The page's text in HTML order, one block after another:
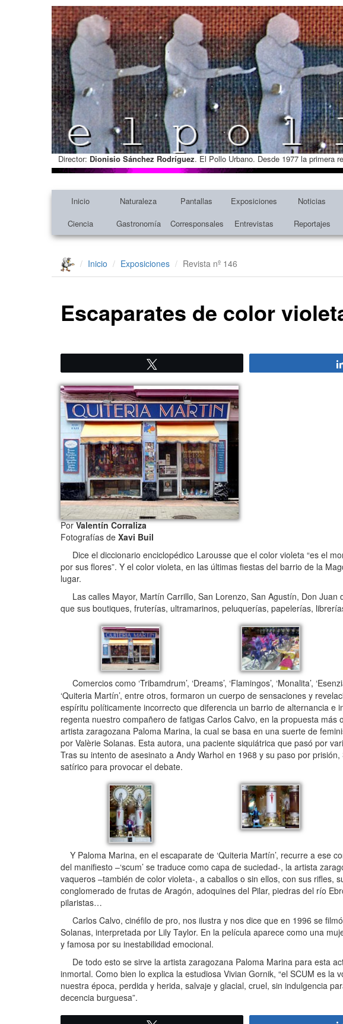
Director: Dionisio Sánchez Rodríguez. El Pollo Urbano. Desde 1977 la primera
Inicio Naturaleza Pantallas Exposiciones Noticias
Ciencia
Gastronomía Corresponsales Entrevistas Reportajes
Inicio Exposiciones Revista nº 146
Escaparates de color
PorValentín Corraliza
Fotografías de Xavi Buil
Dice el diccionario enciclopédico Larousse que el color violeta “es el
por sus flores”. Y el color violeta, en las últimas fiestas del barrio de la
lugar.
Las calles Mayor, Martín Carrillo, San Lorenzo, San Agustín, Don
que sus boutiques, fruterías, ultramarinos, peluquerías, papelerías,
Comercios como ‘Tribamdrum’, ‘Dreams’, ‘Flamingos’, ‘Monalita’,
‘Quiteria Martín’, entre otros, formaron un cuerpo de sensaciones y
espíritu políticamente incorrecto que diferencia un barrio de alternancia
regenta nuestro compañero de fatigas Carlos Calvo, en la propuesta
artista zaragozana Paloma Marina, la cual se basa en una suerte de
por Valèrie Solanas. Esta autora, una paciente siquiátrica que pasó por
Tras su intento de asesinato a Andy Warhol en 1968 y su paso por
satírico para provocar el debate.
Y Paloma Marina, en el escaparate de ‘Quiteria Martín’, recurre a ese
del manifiesto –‘scum’ se traduce como capa de suciedad-, la artista
vaqueros –también de color violeta-, a caballos o sin ellos, con sus rifles,
conglomerado de frutas de Aragón, adoquines del Pilar, piedras del río
pilaristas…
Carlos Calvo, cinéfilo de pro, nos ilustra y nos dice que en 1996 se
Solanas, interpretada por Lily Taylor. En la película aparece como una
y famosa por su inestabilidad emocional.
De todo esto se sirve la artista zaragozana Paloma Marina para esta
inmortal. Como bien lo explica la estudiosa Vivian Gornik, “el SCUM es
nuestra época, perdida y herida, salvaje y glacial, cruel, sin indulgencia
decencia burguesa”.